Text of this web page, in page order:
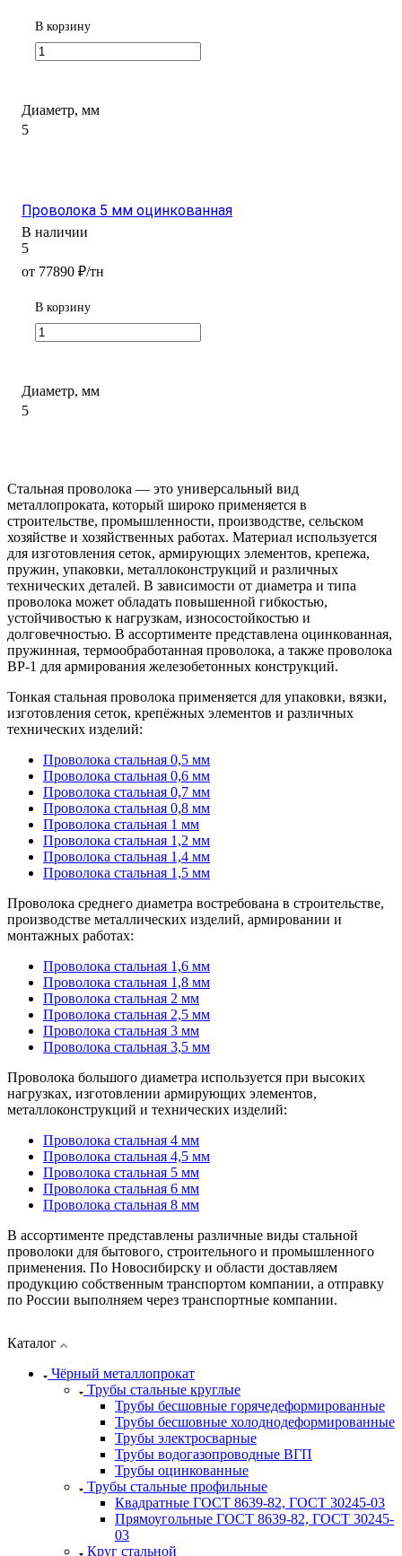
В корзину
Диаметр, мм
5
Проволока 5 мм оцинкованная
В наличии
5
от 77890 ₽/тн
В корзину
Диаметр, мм
5
Стальная проволока — это универсальный вид
металлопроката, который широко применяется в
строительстве, промышленности, производстве, сельском
хозяйстве и хозяйственных работах. Материал используется
для изготовления сеток, армирующих элементов, крепежа,
пружин, упаковки, металлоконструкций и различных
технических деталей. В зависимости от диаметра и типа
проволока может обладать повышенной гибкостью,
устойчивостью к нагрузкам, износостойкостью и
долговечностью. В ассортименте представлена оцинкованная,
пружинная, термообработанная проволока, а также проволока
ВР-1 для армирования железобетонных конструкций.
Тонкая стальная проволока применяется для упаковки, вязки,
изготовления сеток, крепёжных элементов и различных
технических изделий:
Проволока стальная 0,5 мм
Проволока стальная 0,6 мм
Проволока стальная 0,7 мм
Проволока стальная 0,8 мм
Проволока стальная 1 мм
Проволока стальная 1,2 мм
Проволока стальная 1,4 мм
Проволока стальная 1,5 мм
Проволока среднего диаметра востребована в строительстве,
производстве металлических изделий, армировании и
монтажных работах:
Проволока стальная 1,6 мм
Проволока стальная 1,8 мм
Проволока стальная 2 мм
Проволока стальная 2,5 мм
Проволока стальная 3 мм
Проволока стальная 3,5 мм
Проволока большого диаметра используется при высоких
нагрузках, изготовлении армирующих элементов,
металлоконструкций и технических изделий:
Проволока стальная 4 мм
Проволока стальная 4,5 мм
Проволока стальная 5 мм
Проволока стальная 6 мм
Проволока стальная 8 мм
В ассортименте представлены различные виды стальной
проволоки для бытового, строительного и промышленного
применения. По Новосибирску и области доставляем
продукцию собственным транспортом компании, а отправку
по России выполняем через транспортные компании.
Каталог
Чёрный металлопрокат
Трубы стальные круглые
Трубы бесшовные горячедеформированные
Трубы бесшовные холоднодеформированные
Трубы электросварные
Трубы водогазопроводные ВГП
Трубы оцинкованные
Трубы стальные профильные
Квадратные ГОСТ 8639-82, ГОСТ 30245-03
Прямоугольные ГОСТ 8639-82, ГОСТ 30245-
03
Круг стальной